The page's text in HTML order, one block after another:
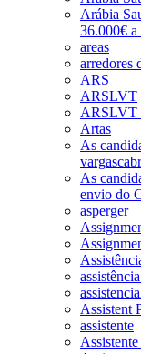
Arábia
36.000€
areas
arredores
ARS
ARSLVT
ARSLVT
Artas
As
As
envio do
asperger
Assistent
assistente